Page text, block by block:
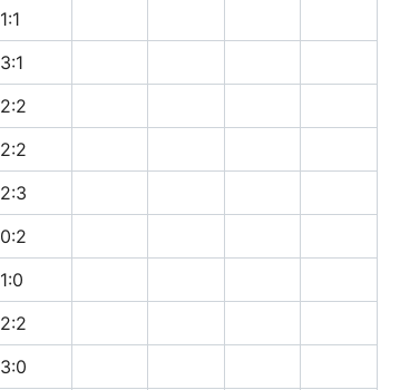
1:1
3:1
2:2
2:2
2:3
0:2
1:0
2:2
3:0